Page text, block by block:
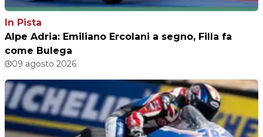
In Pista
Alpe Adria: Emiliano Ercolani a segno, Filla fa
come Bulega
09 agosto 2026